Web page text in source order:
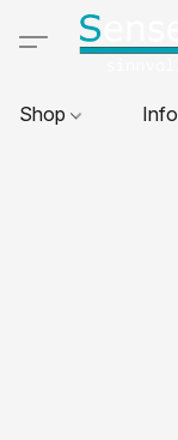
Shop Info